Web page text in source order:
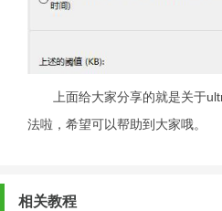
上面给大家分享的就是关于
法啦，希望可以帮助到大家哦。
相关教程